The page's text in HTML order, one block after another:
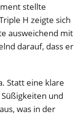
stellte
H zeigte sich
ausweichend mit
darauf, dass er
Statt eine klare
und
was in der